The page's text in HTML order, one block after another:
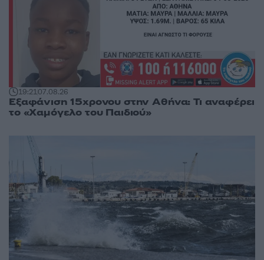
19:2107.08.26
Εξαφάνιση 15χρονου στην Αθήνα: Τι αναφέρει
το «Χαμόγελο του Παιδιού»